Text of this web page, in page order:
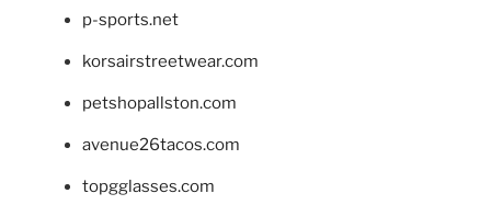
p-sports.net
korsairstreetwear.com
petshopallston.com
avenue26tacos.com
topgglasses.com